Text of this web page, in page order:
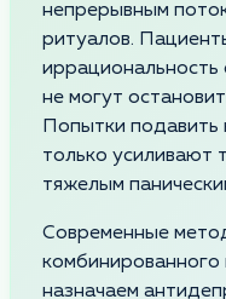
непрерывным
ритуалов.
иррациональность
не могут
Попытки подавить
только усиливают
тяжелым
Современные
назначаем